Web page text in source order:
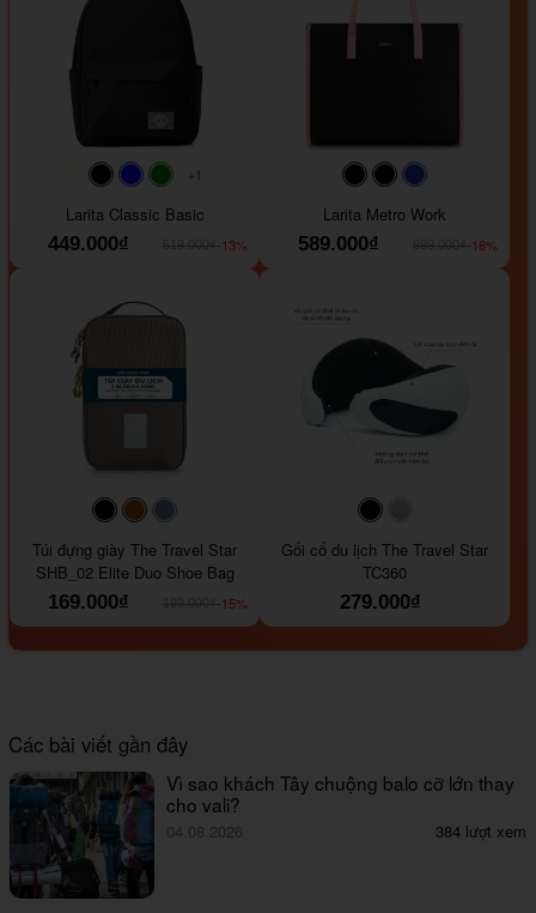
#faf0e6
#000000#0000FF#008000
+1
Larita Classic Basic
449.000₫
-13%
#000000#000000
Larita Metro Work
589.000₫
-16%
#000000#964B00
Túi đựng giày The Travel Star
SHB_02 Elite Duo Shoe Bag
169.000₫
-15%
#000000
Gối cổ du lịch The Travel Star
TC360
279.000₫
Các bài viết gần đây
Vì sao khách Tây chuộng balo cỡ lớn thay
cho vali?
04.08.2026 384 lượt xem